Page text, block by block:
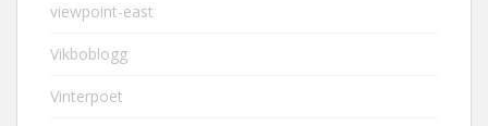
viewpoint-east
Vikboblogg
Vinterpoet